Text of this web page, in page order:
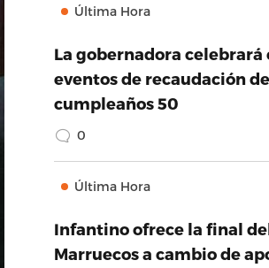
Última Hora
La gobernadora celebrará
eventos de recaudación
cumpleaños 50
0
Última Hora
Infantino ofrece la final
Marruecos a cambio de